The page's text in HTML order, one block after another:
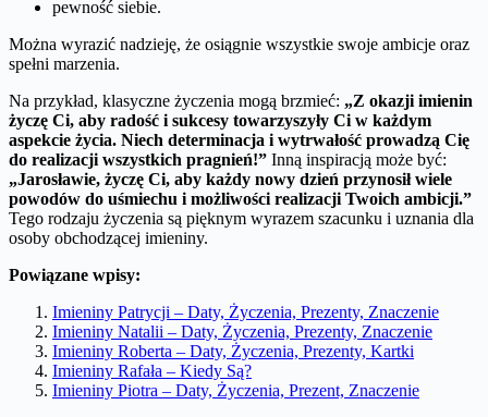
pewność siebie.
Można wyrazić nadzieję, że osiągnie wszystkie swoje ambicje oraz
spełni marzenia.
Na przykład, klasyczne życzenia mogą brzmieć: „Z okazji imienin
życzę Ci, aby radość i sukcesy towarzyszyły Ci w każdym
aspekcie życia. Niech determinacja i wytrwałość prowadzą Cię
do realizacji wszystkich pragnień!” Inną inspiracją może być:
„Jarosławie, życzę Ci, aby każdy nowy dzień przynosił wiele
powodów do uśmiechu i możliwości realizacji Twoich ambicji.”
Tego rodzaju życzenia są pięknym wyrazem szacunku i uznania dla
osoby obchodzącej imieniny.
Powiązane wpisy:
Imieniny Patrycji – Daty, Życzenia, Prezenty, Znaczenie
Imieniny Natalii – Daty, Życzenia, Prezenty, Znaczenie
Imieniny Roberta – Daty, Życzenia, Prezenty, Kartki
Imieniny Rafała – Kiedy Są?
Imieniny Piotra – Daty, Życzenia, Prezent, Znaczenie